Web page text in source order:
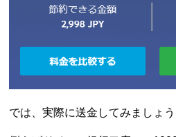
では、実際に送金してみましょう